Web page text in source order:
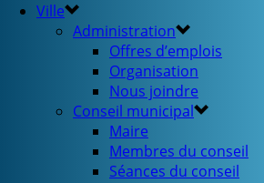
Ville
Administration
Offres d’emplois
Organisation
Nous joindre
Conseil municipal
Maire
Membres du conseil
Séances du conseil